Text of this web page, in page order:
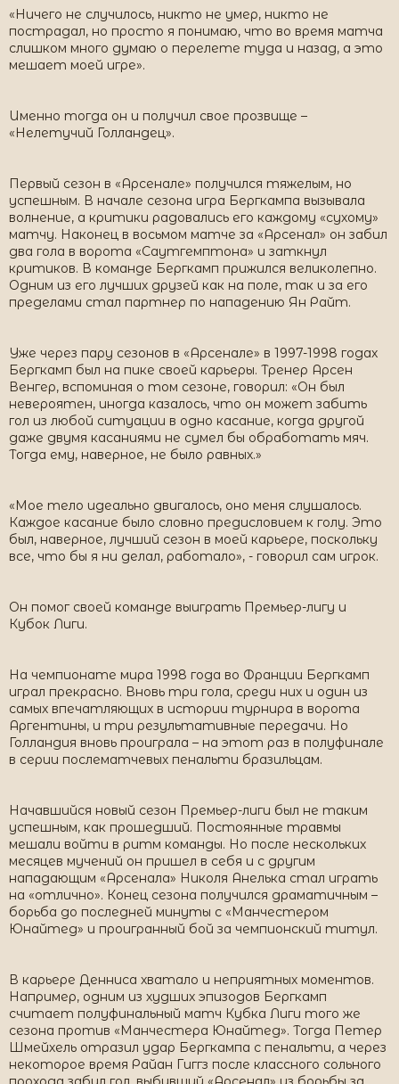
«Ничего не случилось, никто не умер, никто не
пострадал, но просто я понимаю, что во время матча
слишком много думаю о перелете туда и назад, а это
мешает моей игре».
Именно тогда он и получил свое прозвище –
«Нелетучий Голландец».
Первый сезон в «Арсенале» получился тяжелым, но
успешным. В начале сезона игра Бергкампа вызывала
волнение, а критики радовались его каждому «сухому»
матчу. Наконец в восьмом матче за «Арсенал» он забил
два гола в ворота «Саутгемптона» и заткнул
критиков. В команде Бергкамп прижился великолепно.
Одним из его лучших друзей как на поле, так и за его
пределами стал партнер по нападению Ян Райт.
Уже через пару сезонов в «Арсенале» в 1997-1998 годах
Бергкамп был на пике своей карьеры. Тренер Арсен
Венгер, вспоминая о том сезоне, говорил: «Он был
невероятен, иногда казалось, что он может забить
гол из любой ситуации в одно касание, когда другой
даже двумя касаниями не сумел бы обработать мяч.
Тогда ему, наверное, не было равных.»
«Мое тело идеально двигалось, оно меня слушалось.
Каждое касание было словно предисловием к голу. Это
был, наверное, лучший сезон в моей карьере, поскольку
все, что бы я ни делал, работало», - говорил сам игрок.
Он помог своей команде выиграть Премьер-лигу и
Кубок Лиги.
На чемпионате мира 1998 года во Франции Бергкамп
играл прекрасно. Вновь три гола, среди них и один из
самых впечатляющих в истории турнира в ворота
Аргентины, и три результативные передачи. Но
Голландия вновь проиграла – на этот раз в полуфинале
в серии послематчевых пенальти бразильцам.
Начавшийся новый сезон Премьер-лиги был не таким
успешным, как прошедший. Постоянные травмы
мешали войти в ритм команды. Но после нескольких
месяцев мучений он пришел в себя и с другим
нападающим «Арсенала» Николя Анелька стал играть
на «отлично». Конец сезона получился драматичным –
борьба до последней минуты с «Манчестером
Юнайтед» и проигранный бой за чемпионский титул.
В карьере Денниса хватало и неприятных моментов.
Например, одним из худших эпизодов Бергкамп
считает полуфинальный матч Кубка Лиги того же
сезона против «Манчестера Юнайтед». Тогда Петер
Шмейхель отразил удар Бергкампа с пенальти, а через
некоторое время Райан Гиггз после классного сольного